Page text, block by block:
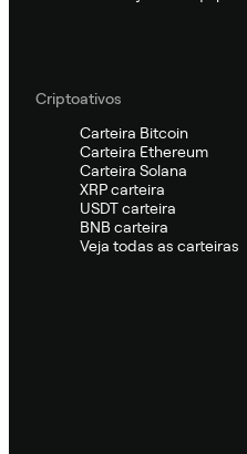
Criptoativos
Carteira Bitcoin
Carteira Ethereum
Carteira Solana
XRP carteira
USDT carteira
BNB carteira
Veja todas as carteiras